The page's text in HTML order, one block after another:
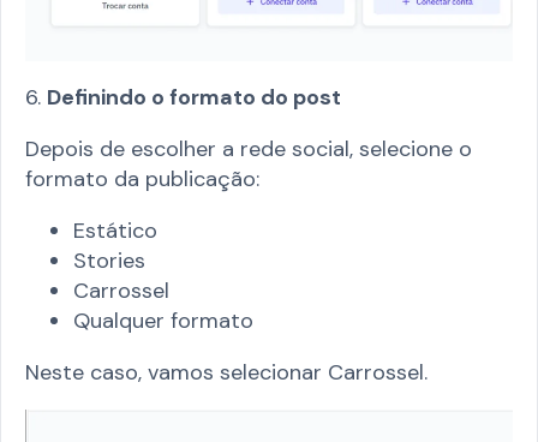
6. Definindo o formato do post
Depois de escolher a rede social, selecione o
formato da publicação:
Estático
Stories
Carrossel
Qualquer formato
Neste caso, vamos selecionar Carrossel.